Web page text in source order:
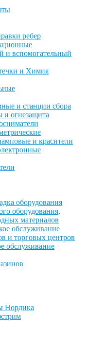
ребер
и вспомогательный
и Химия
и станции сбора
и огнезащита
и красители
оборудования
оборудования,
материалов
обслуживание
и торговых центров
обслуживание
Нордика